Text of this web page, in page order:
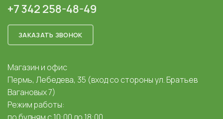
+7 342 258-48-49
ЗАКАЗАТЬ ЗВОНОК
Магазин и офис
Пермь, Лебедева, 35 (вход со стороны ул. Братьев
Вагановых 7)
Режим работы: